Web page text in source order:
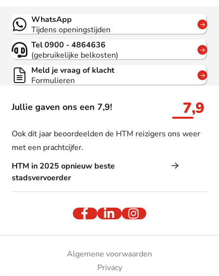
Jullie gaven ons een 7,9! 7,9
Ook dit jaar beoordeelden de HTM reizigers ons weer
met een prachtcijfer.
HTM in 2025 opnieuw beste
stadsvervoerder
Contact
WhatsApp
Tijdens openingstijden
Tel 0900 - 4864636
(gebruikelijke belkosten)
Meld je vraag of klacht
Formulieren
Algemene voorwaarden
Privacy